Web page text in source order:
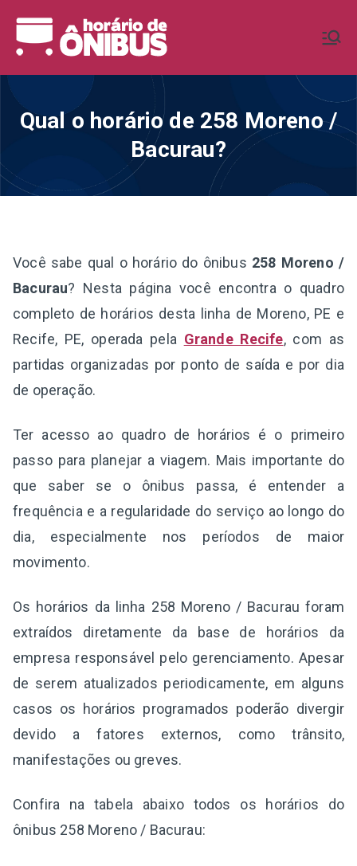
para
Ônibus BR
Horários de Ônibus de todo o
Qual o horário de 258 Moreno /
Bacurau?
Você sabe qual o horário do ônibus 258 Moreno /
Bacurau? Nesta página você encontra o quadro
completo de horários desta linha de Moreno, PE e
Recife, PE, operada pela Grande Recife, com as
partidas organizadas por ponto de saída e por dia
de operação.
Ter acesso ao quadro de horários é o primeiro
passo para planejar a viagem. Mais importante do
que saber se o ônibus passa, é entender a
frequência e a regularidade do serviço ao longo do
dia, especialmente nos períodos de maior
movimento.
Os horários da linha 258 Moreno / Bacurau foram
extraídos diretamente da base de horários da
empresa responsável pelo gerenciamento. Apesar
de serem atualizados periodicamente, em alguns
casos os horários programados poderão divergir
devido a fatores externos, como trânsito,
manifestações ou greves.
Confira na tabela abaixo todos os horários do
ônibus 258 Moreno / Bacurau: